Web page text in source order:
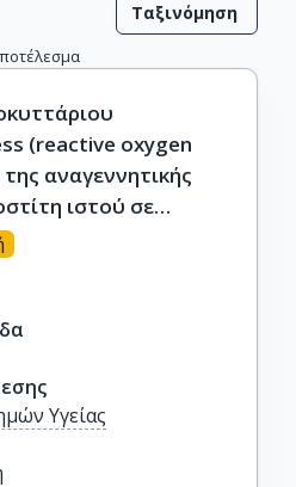
Ταξινόμηση
(reactive oxygen
αναγεννητικής
ιστού σε
οστεογένεσης
Υγείας